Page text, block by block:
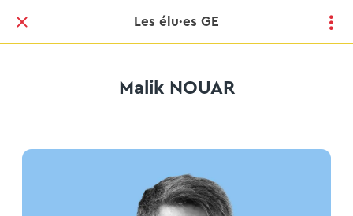
Les élu·es GE
Malik NOUAR